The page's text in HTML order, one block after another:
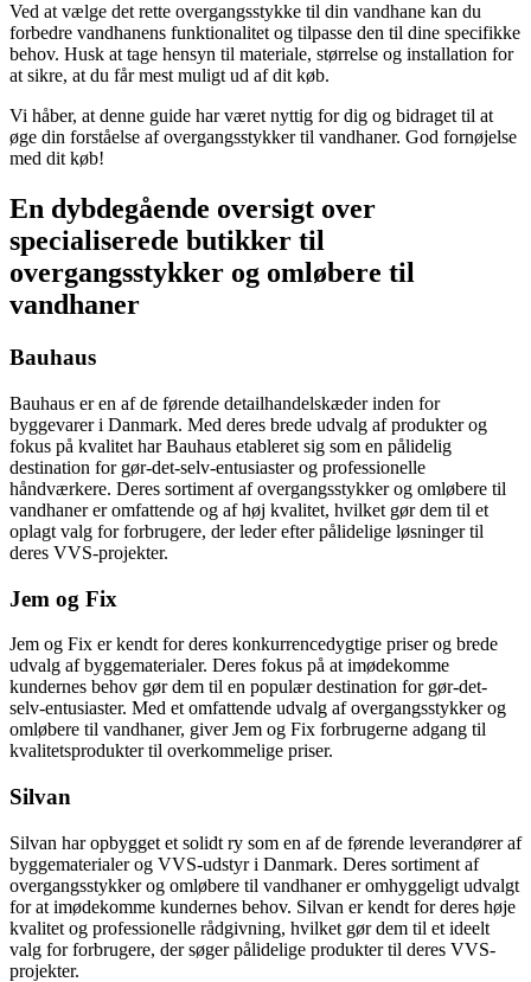
Ved at vælge det rette overgangsstykke til din vandhane kan du
forbedre vandhanens funktionalitet og tilpasse den til dine specifikke
behov. Husk at tage hensyn til materiale, størrelse og installation for
at sikre, at du får mest muligt ud af dit køb.
Vi håber, at denne guide har været nyttig for dig og bidraget til at
øge din forståelse af overgangsstykker til vandhaner. God fornøjelse
med dit køb!
En dybdegående oversigt over
specialiserede butikker til
overgangsstykker og omløbere til
vandhaner
Bauhaus
Bauhaus er en af de førende detailhandelskæder inden for
byggevarer i Danmark. Med deres brede udvalg af produkter og
fokus på kvalitet har Bauhaus etableret sig som en pålidelig
destination for gør-det-selv-entusiaster og professionelle
håndværkere. Deres sortiment af overgangsstykker og omløbere til
vandhaner er omfattende og af høj kvalitet, hvilket gør dem til et
oplagt valg for forbrugere, der leder efter pålidelige løsninger til
deres VVS-projekter.
Jem og Fix
Jem og Fix er kendt for deres konkurrencedygtige priser og brede
udvalg af byggematerialer. Deres fokus på at imødekomme
kundernes behov gør dem til en populær destination for gør-det-
selv-entusiaster. Med et omfattende udvalg af overgangsstykker og
omløbere til vandhaner, giver Jem og Fix forbrugerne adgang til
kvalitetsprodukter til overkommelige priser.
Silvan
Silvan har opbygget et solidt ry som en af de førende leverandører af
byggematerialer og VVS-udstyr i Danmark. Deres sortiment af
overgangsstykker og omløbere til vandhaner er omhyggeligt udvalgt
for at imødekomme kundernes behov. Silvan er kendt for deres høje
kvalitet og professionelle rådgivning, hvilket gør dem til et ideelt
valg for forbrugere, der søger pålidelige produkter til deres VVS-
projekter.